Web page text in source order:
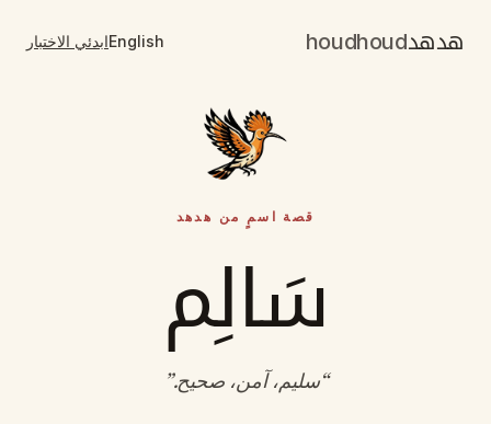
هدهدhoudhoud
Englishابدئي الاختبار
قصة اسمٍ من هدهد
سَالِم
“سليم، آمن، صحيح.”